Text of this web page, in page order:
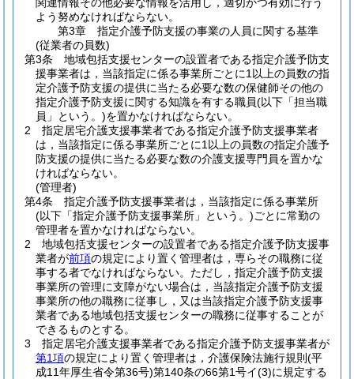
よう努めなければならない。
第3章
指定介護予防支援の事業の人員に関する基準
(従業者の員数)
第3条
地域包括支援センターの設置者である指定介護予防支
援事業者は，当該指定に係る事業所ごとに1以上の員数の指
定介護予防支援の提供に当たる必要な数の保健師その他の
指定介護予防支援に関する知識を有する職員(以下「担当職
員」という。)を置かなければならない。
2
指定居宅介護支援事業者である指定介護予防支援事業者
は，当該指定に係る事業所ごとに1以上の員数の指定介護予
防支援の提供に当たる必要な数の介護支援専門員を置かな
ければならない。
(管理者)
第4条
指定介護予防支援事業者は，当該指定に係る事業所
(以下「指定介護予防支援事業所」という。)ごとに常勤の
管理者を置かなければならない。
2
地域包括支援センターの設置者である指定介護予防支援事
業者が前項の規定により置く管理者は，専らその職務に従
事する者でなければならない。 ただし，指定介護予防支援
事業所の管理に支障がない場合は，当該指定介護予防支援
事業所の他の職務に従事し，又は当該指定介護予防支援事
業者である地域包括支援センターの職務に従事することが
できるものとする。
3
指定居宅介護支援事業者である指定介護予防支援事業者が
第1項の規定により置く管理者は，介護保険法施行規則 (平
成11年厚生省令第36号)第140条の66第1号イ(3)に規定する